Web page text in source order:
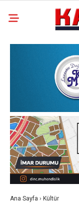
Ana Sayfa › Kültür